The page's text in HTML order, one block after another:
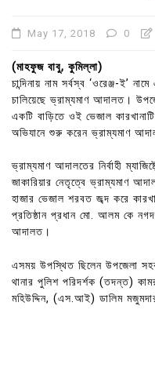
May 17, 2018 0
(মাহফুজ বাবু, কুমিল্লা)
চান্দিনায় নাম সর্বস্ব ‘ওরেঞ্জ-ই’
চালিয়েছে ভ্রাম্যমাণ আদালত।
একটি বাড়িতে ওই ভেজাল
অভিযানে শুরু করেন ভ্রাম্যমাণ
ভ্রাম্যমাণ আদালতের নির্বাহী
জাকারিয়ার নেতৃত্বে ভ্রাম্যমাণ
হাজার ভেজাল শরবত জব্দ করে
প্রতিষ্ঠান প্রধান মো. আলম কে নগদ
আদালত।
এসময় উপস্থিত ছিলেন উপজেলা
থানার পুলিশ পরিদর্শক (তদন্ত)
মহিউদ্দিন, (এস.আই) ডালিম